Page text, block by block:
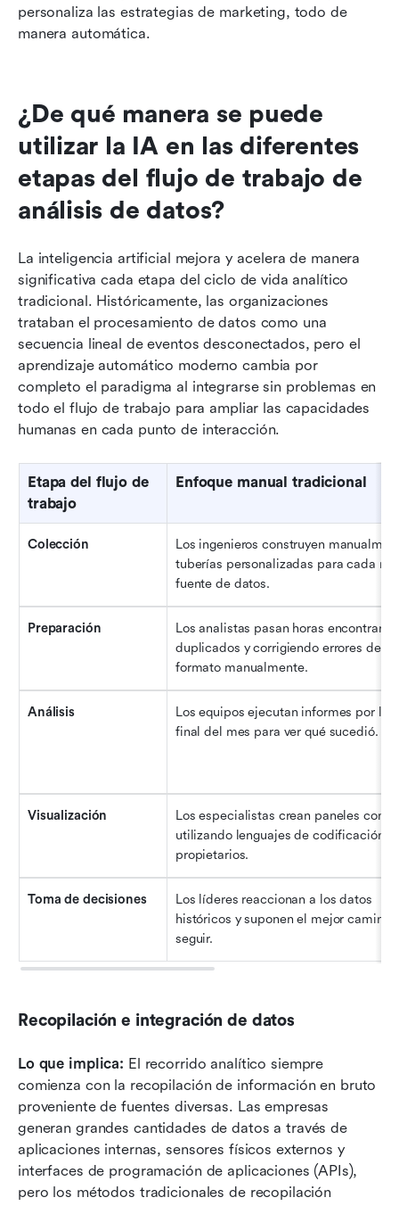
personaliza las estrategias de marketing, todo de
manera automática.
¿De qué manera se puede
utilizar la IA en las diferentes
etapas del flujo de trabajo de
análisis de datos?
La inteligencia artificial mejora y acelera de manera
significativa cada etapa del ciclo de vida analítico
tradicional. Históricamente, las organizaciones
trataban el procesamiento de datos como una
secuencia lineal de eventos desconectados, pero el
aprendizaje automático moderno cambia por
completo el paradigma al integrarse sin problemas en
todo el flujo de trabajo para ampliar las capacidades
humanas en cada punto de interacción.
Etapa del flujo de
trabajo
Enfoque manual tradicional
Colección
Los ingenieros construyen
tuberías personalizadas para cada
fuente de datos.
Preparación
Los analistas pasan horas
duplicados y corrigiendo errores de
formato manualmente.
Análisis
Los equipos ejecutan informes por
final del mes para ver qué sucedió.
Visualización
Los especialistas crean paneles
utilizando lenguajes de codificación
propietarios.
Toma de decisiones
Los líderes reaccionan a los datos
históricos y suponen el mejor camino
seguir.
Recopilación e integración de datos
Lo que implica: El recorrido analítico siempre
comienza con la recopilación de información en bruto
proveniente de fuentes diversas. Las empresas
generan grandes cantidades de datos a través de
aplicaciones internas, sensores físicos externos y
interfaces de programación de aplicaciones (APIs),
pero los métodos tradicionales de recopilación